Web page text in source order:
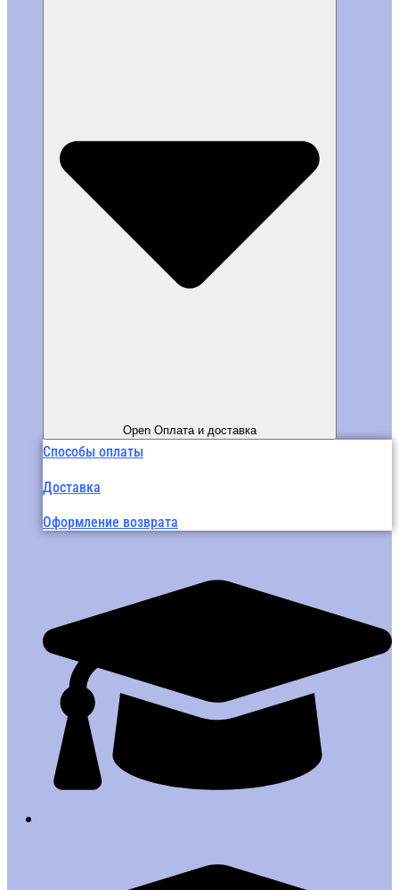
Open Оплата и доставка
Способы оплаты
Доставка
Оформление возврата